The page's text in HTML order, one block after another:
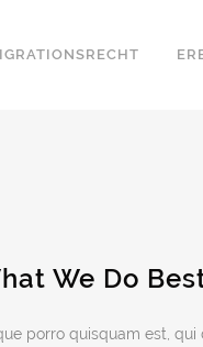
We Do
porro quisquam est,